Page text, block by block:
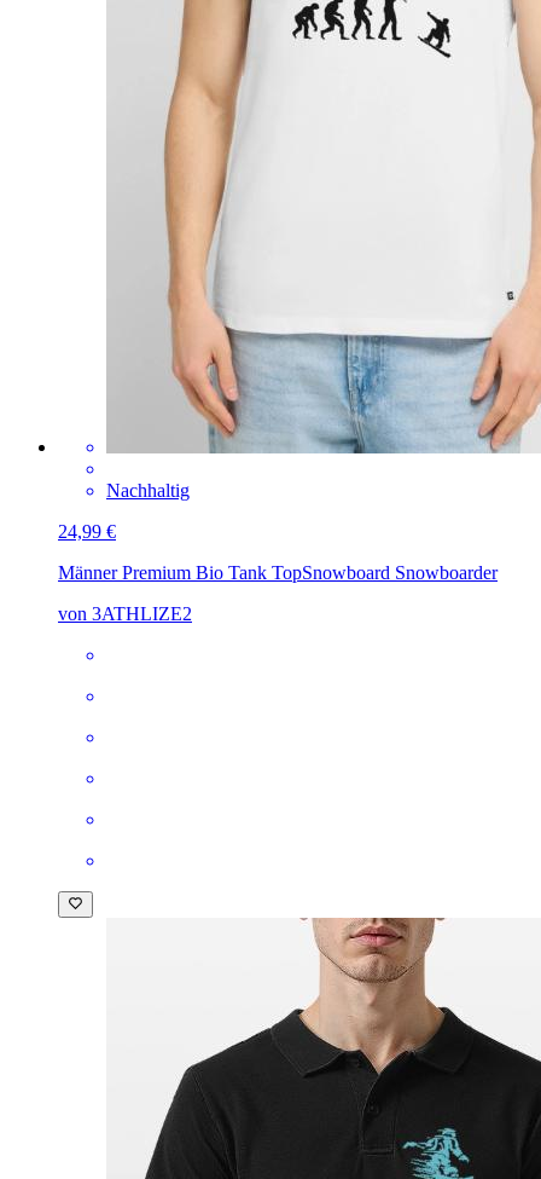
Nachhaltig
24,99 €
Männer Premium Bio Tank TopSnowboard Snowboarder
von 3ATHLIZE2